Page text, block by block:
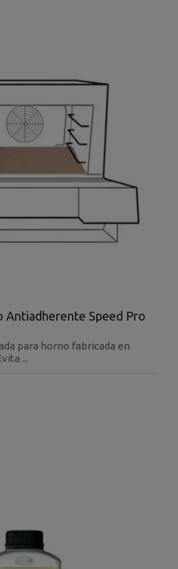
Antiadherente Speed Pro
para horno fabricada en
...